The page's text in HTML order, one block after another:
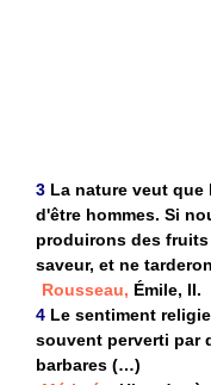
3 La nature veut
d'être hommes. Si
produirons des
saveur, et ne
Rousseau, Émile, II.
4 Le sentiment
souvent perverti par
barbares (…)